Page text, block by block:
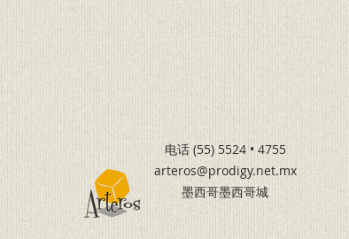
电话 (55) 5524 • 4755
arteros@prodigy.net.mx
墨西哥墨西哥城